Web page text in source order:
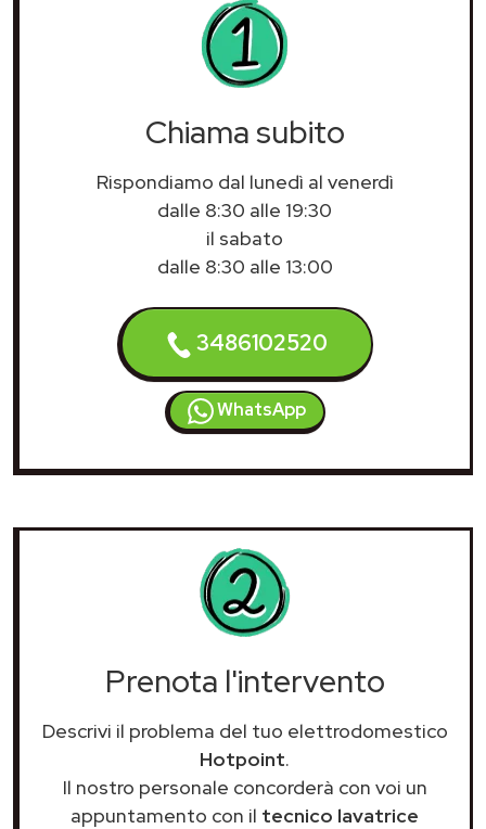
Chiama subito
Rispondiamo dal lunedì al venerdì
dalle 8:30 alle 19:30
il sabato
dalle 8:30 alle 13:00
3486102520
WhatsApp
Prenota l'intervento
Descrivi il problema del tuo elettrodomestico
Hotpoint.
Il nostro personale concorderà con voi un
appuntamento con il tecnico lavatrice